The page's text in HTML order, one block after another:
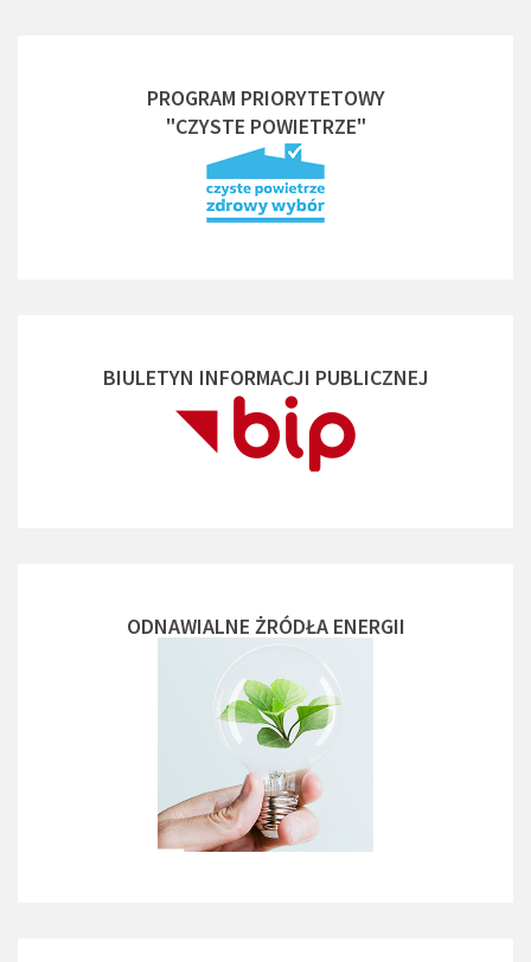
PROGRAM PRIORYTETOWY
"CZYSTE POWIETRZE"
BIULETYN INFORMACJI PUBLICZNEJ
ODNAWIALNE ŻRÓDŁA ENERGII